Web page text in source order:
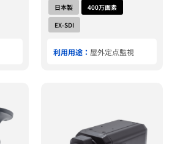
日本製
400万画素
EX-SDI
利用用途： 屋外定点監視